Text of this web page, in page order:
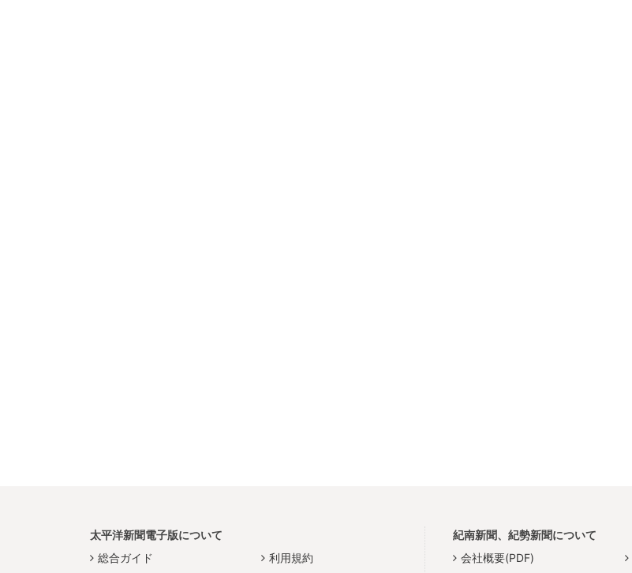
太平洋新聞電子版について
総合ガイド
利用規約
紀南新聞、紀勢新聞について
会社概要(PDF)